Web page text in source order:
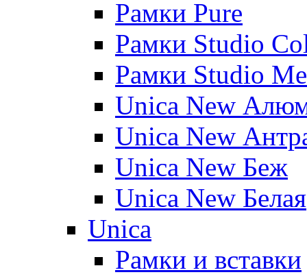
Рамки Pure
Рамки Studio
Рамки Studio
Unica New
Unica New
Unica New Беж
Unica New Белая
Unica
Рамки и вставки